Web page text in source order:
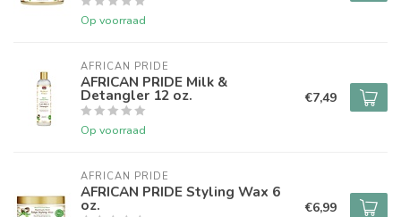
Op voorraad
AFRICAN PRIDE
AFRICAN PRIDE Milk &
Detangler 12 oz.
Op voorraad
€7,49
AFRICAN PRIDE
AFRICAN PRIDE Styling Wax 6
oz. €6,99